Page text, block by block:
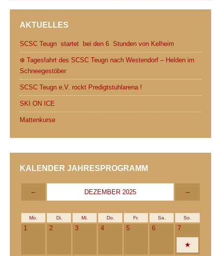
AKTUELLES
SCSC Teugn startet bei den 6 Stunden von Kelheim
❄️ Tagesfahrt des SCSC Teugn nach Westendorf – Helden im
Schneegestöber
SCSC Teugn e.V. rockt Predigtstuhlarena !
SKI ON ICE
Mattenkurse
KALENDER JAHRESPROGRAMM
← DEZEMBER 2025 →
Mo. Di. Mi. Do. Fr. Sa. So.
1 2 3 4 5 6 7